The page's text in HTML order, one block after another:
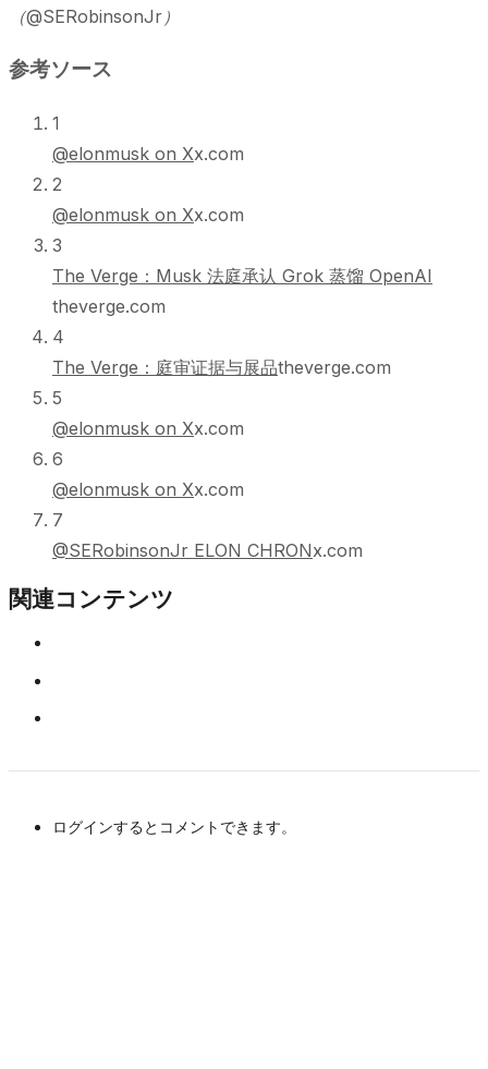
（@SERobinsonJr）
参考ソース
1
@elonmusk on Xx.com
2
@elonmusk on Xx.com
3
The Verge：Musk 法庭承认 Grok 蒸馏 OpenAI
theverge.com
4
The Verge：庭审证据与展品theverge.com
5
@elonmusk on Xx.com
6
@elonmusk on Xx.com
7
@SERobinsonJr ELON CHRONx.com
関連コンテンツ
ログインするとコメントできます。